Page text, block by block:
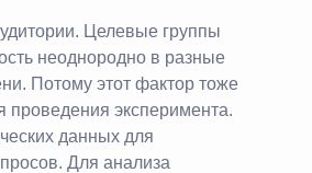
Целевые группы
неоднородно в разные
Потому этот фактор тоже
проведения эксперимента.
данных для
Для анализа